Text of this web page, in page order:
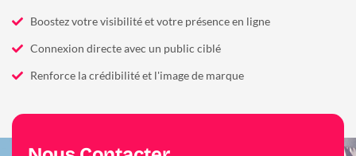
Boostez votre visibilité et votre présence en ligne
Connexion directe avec un public ciblé
Renforce la crédibilité et l'image de marque